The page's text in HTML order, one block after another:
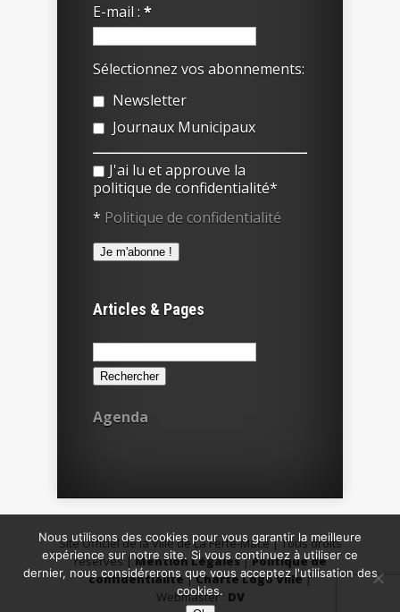
E-mail : *
Sélectionnez vos abonnements:
Newsletter
Journaux Municipaux
J'ai lu et approuve la
politique de confidentialité*
* Politique de confidentialité
Articles & Pages
Rechercher :
Agenda
Site Officiel de la Ville de La Ferté-Macé | Tous droits
réservés |Mention Légales|Politique de
confidentialité|Charte Logo Ville|
Webmaster : DV
Nous utilisons des cookies pour vous garantir la meilleure
expérience sur notre site. Si vous continuez à utiliser ce
dernier, nous considérerons que vous acceptez l'utilisation des
cookies.